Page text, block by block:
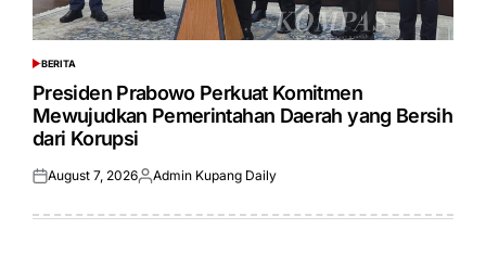
POSTED
IN
BERITA
Presiden Prabowo Perkuat Komitmen
Mewujudkan Pemerintahan Daerah yang Bersih
dari Korupsi
Posted
August 7, 2026Posted
Admin Kupang Daily